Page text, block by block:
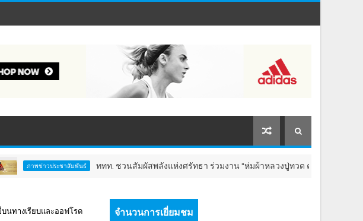
าสัมพันธ์ ททท. ชวนสัมผัสพลังแห่งศรัทธา ร่วมงาน "ห่มผ้าหลวงปู่ทวด ครั้งที่ 13 ปี 2569" เสริมสิริมงค
นทางเรียบและออฟโรด
จำนวนการเยี่ยมชม